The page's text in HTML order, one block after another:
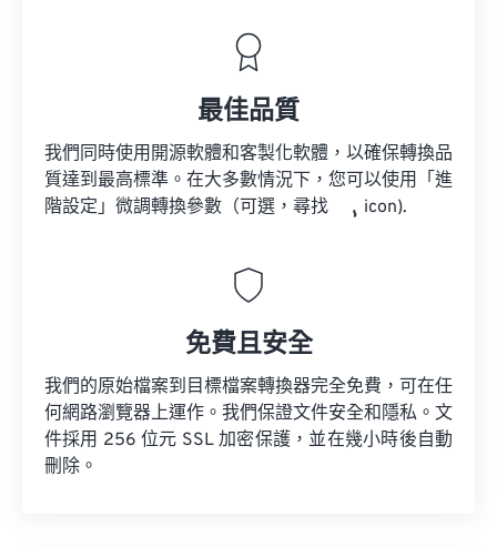
最佳品質
我們同時使用開源軟體和客製化軟體，以確保轉換品
質達到最高標準。在大多數情況下，您可以使用「進
階設定」微調轉換參數（可選，尋找
icon).
免費且安全
我們的原始檔案到目標檔案轉換器完全免費，可在任
何網路瀏覽器上運作。我們保證文件安全和隱私。文
件採用 256 位元 SSL 加密保護，並在幾小時後自動
刪除。